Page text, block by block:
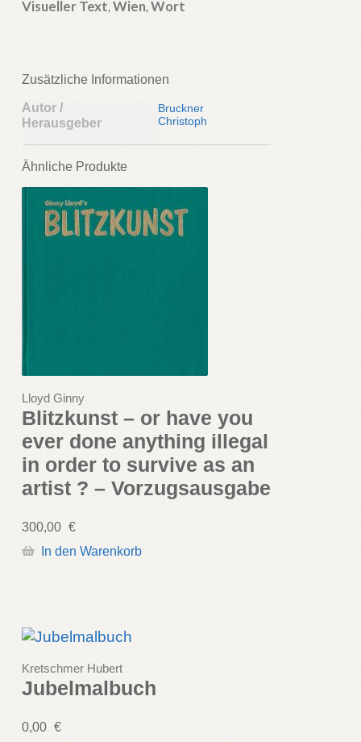
Visueller Text,Wien,Wort
Zusätzliche Informationen
Autor /
Herausgeber
Bruckner
Christoph
Ähnliche Produkte
Lloyd Ginny
Blitzkunst – or have you
ever done anything illegal
in order to survive as an
artist ? – Vorzugsausgabe
300,00 €
In den Warenkorb
Kretschmer Hubert
Jubelmalbuch
0,00 €